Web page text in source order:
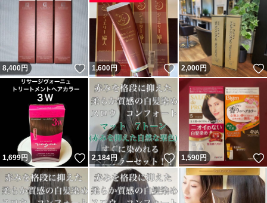
8,400円 いいね！
1,600円 いいね！
2,000円
1,699円 いいね！
2,184円 いいね！
1,590 円